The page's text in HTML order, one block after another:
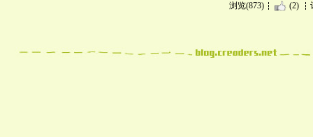
浏览(873) (2)